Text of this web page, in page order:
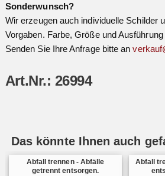
Sonderwunsch?
Wir erzeugen auch individuelle Schilder
Vorgaben. Farbe, Größe und
Senden Sie Ihre Anfrage bitte an
Art.Nr.: 26994
Das könnte Ihnen auch
Abfall trennen - Abfälle
getrennt entsorgen.
Abfall